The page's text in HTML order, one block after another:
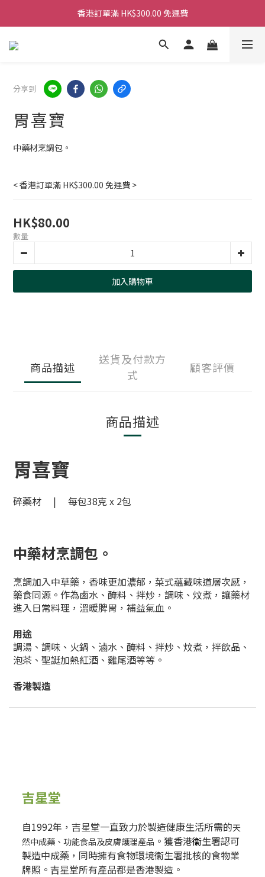
香港訂單滿 HK$300.00 免運費
香港訂單滿 HK$300.00 免運費
香港訂單滿 HK$300.00 免運費
分享到
胃喜寶
中藥材烹調包。
< 香港訂單滿 HK$300.00 免運費 >
HK$80.00
數量
加入購物車
商品描述
送貨及付款方
式
顧客評價
商品描述
胃喜寶
碎藥材 | 每包38克 x 2包
中藥材烹調包 。
烹調加入中草藥，香味更加濃郁，菜式蘊藏味道層次感，
藥食同源。 作為鹵水、醃料、拌炒，調味、炆煮，讓藥材
進入日常料理，溫暖脾胃，補益氣血。
用途
調湯、調味、火鍋、滷水、醃料、 拌炒 、 炆煮 ， 拌飲品、
泡茶、聖誔加熱紅酒、雞尾酒等等。
香港製造
吉星堂
自1992年，吉星堂一直致力於製造健康生活所需的天
然中成藥、功能食品及皮膚護理產品 。獲香港衞生署認可
製造中成藥，同時擁有食物環境衞生署批核的食物業
牌照。吉星堂所有產品都是香港製造。